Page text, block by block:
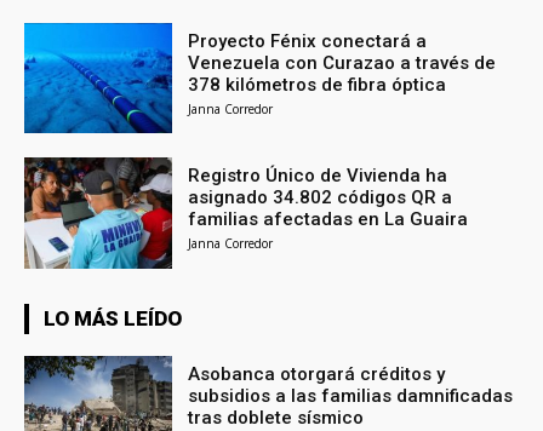
Proyecto Fénix conectará a
Venezuela con Curazao a través de
378 kilómetros de fibra óptica
Janna Corredor
Registro Único de Vivienda ha
asignado 34.802 códigos QR a
familias afectadas en La Guaira
Janna Corredor
LO MÁS LEÍDO
Asobanca otorgará créditos y
subsidios a las familias damnificadas
tras doblete sísmico